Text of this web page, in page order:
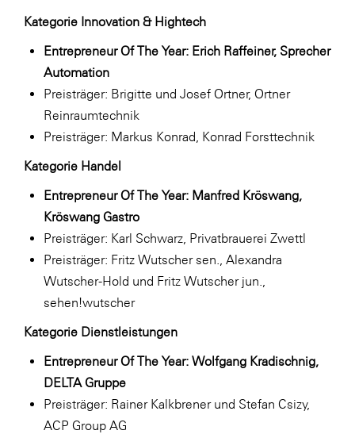
Kategorie Innovation & Hightech
Entrepreneur Of The Year: Erich Raffeiner, Sprecher
Automation
Preisträger: Brigitte und Josef Ortner, Ortner
Reinraumtechnik
Preisträger: Markus Konrad, Konrad Forsttechnik
Kategorie Handel
Entrepreneur Of The Year: Manfred Kröswang,
Kröswang Gastro
Preisträger: Karl Schwarz, Privatbrauerei Zwettl
Preisträger: Fritz Wutscher sen., Alexandra
Wutscher-Hold und Fritz Wutscher jun.,
sehen!wutscher
Kategorie Dienstleistungen
Entrepreneur Of The Year: Wolfgang Kradischnig,
DELTA Gruppe
Preisträger: Rainer Kalkbrener und Stefan Csizy,
ACP Group AG